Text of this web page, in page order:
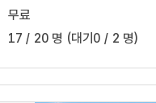
무료
17 / 20 명 (대기0 / 2 명)